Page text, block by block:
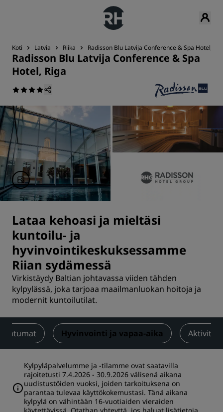
Koti Latvia Riika Radisson Blu Latvija Conference & Spa Hotel,
Radisson Blu Latvija Conference & Spa
Hotel, Riga
Lataa kehoasi ja mieltäsi
kuntoilu- ja
hyvinvointikeskuksessamme
Riian sydämessä
Virkistäydy Baltian johtavassa viiden tähden
kylpylässä, joka tarjoaa maailmanluokan hoitoja ja
modernit kuntoilutilat.
Hyvinvointi ja vapaa-aika
Kylpyläpalvelumme ja -tilamme ovat saatavilla
rajoitetusti 7.4.2026 - 30.9.2026 välisenä aikana
uudistustöiden vuoksi, joiden tarkoituksena on
parantaa tulevaa käyttökokemustasi. Tänä aikana
kylpylä on vähintään 16-vuotiaiden vieraiden